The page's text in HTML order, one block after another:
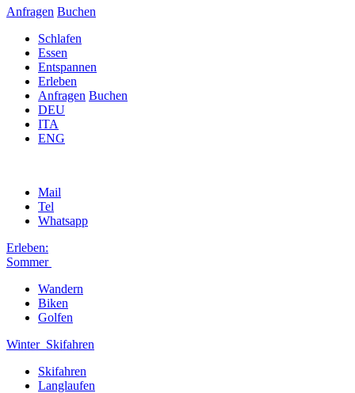
Anfragen Buchen
Schlafen
Essen
Entspannen
Erleben
Anfragen Buchen
DEU
ITA
ENG
Mail
Tel
Whatsapp
Erleben:
Sommer
Wandern
Biken
Golfen
Winter Skifahren
Skifahren
Langlaufen